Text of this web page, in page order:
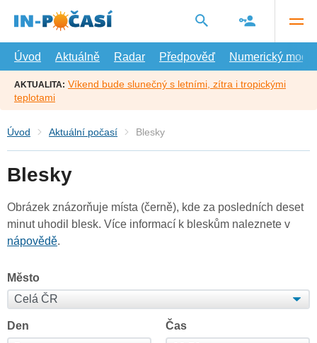
hlavní
Úvod
Aktuálně Radar Předpověď Numerický model
AKTUALITA: Víkend bude slunečný s letními, zítra i tropickými
teplotami
Úvod Aktuální počasí Blesky
Blesky
Obrázek znázorňuje místa (černě), kde za posledních deset
minut uhodil blesk. Více informací k bleskům naleznete v
nápovědě.
Město
Den Čas